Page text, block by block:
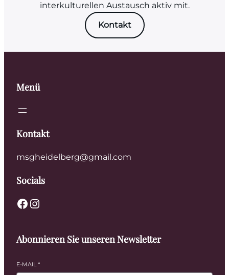
interkulturellen Austausch aktiv mit.
Kontakt
Menü
Kontakt
msgheidelberg@gmail.com
Socials
Abonnieren Sie unseren Newsletter
E-MAIL*